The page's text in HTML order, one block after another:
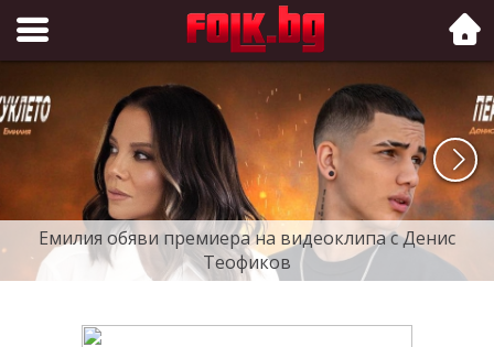
Folk.bg
Емилия обяви премиера на видеоклипа с Денис
Теофиков